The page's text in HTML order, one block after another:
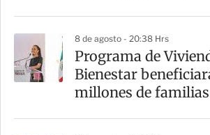
8 de agosto - 20:38 Hrs
Programa de
Bienestar
millones de